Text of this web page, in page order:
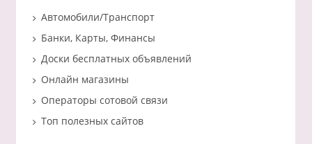
Автомобили/Транспорт
Банки, Карты, Финансы
Доски бесплатных объявлений
Онлайн магазины
Операторы сотовой связи
Топ полезных сайтов